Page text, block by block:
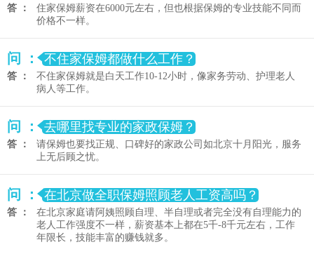
答 ：
住家保姆薪资在6000元左右，但也根据保姆的专业技能不同而
价格不一样。
问 ： 不住家保姆都做什么工作？
答 ：
不住家保姆就是白天工作10-12小时，像家务劳动、护理老人
病人等工作。
问 ： 去哪里找专业的家政保姆？
答 ：
请保姆也要找正规、口碑好的家政公司如北京十月阳光，服务
上无后顾之忧。
问 ： 在北京做全职保姆照顾老人工资高吗？
答 ：
在北京家庭请阿姨照顾自理、半自理或者完全没有自理能力的
老人工作强度不一样，薪资基本上都在5千-8千元左右，工作
年限长，技能丰富的赚钱就多。